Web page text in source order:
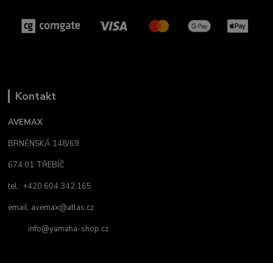
Kontakt
AVEMAX
BRNĚNSKÁ 148/69
674 01 TŘEBÍČ
tel.: +420 604 342 165
email: avemax@atlas.cz
info@yamaha-shop.cz